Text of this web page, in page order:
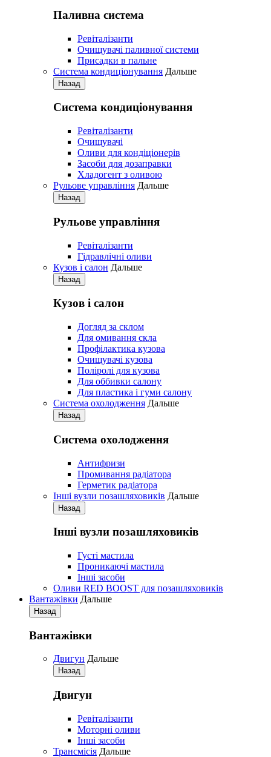
Паливна система
Ревіталізанти
Очищувачі паливної системи
Присадки в пальне
Система кондиціонування Дальше
Назад
Система кондиціонування
Pевіталізанти
Очищувачі
Оливи для кондіціонерів
Засоби для дозаправки
Хладогент з оливою
Рульове управління Дальше
Назад
Рульове управління
Ревіталізанти
Гідравлічні оливи
Кузов і салон Дальше
Назад
Кузов і салон
Догляд за склом
Для омивання скла
Профілактика кузова
Очищувачі кузова
Поліролі для кузова
Для оббивки салону
Для пластика і гуми салону
Система охолодження Дальше
Назад
Система охолодження
Антифризи
Промивання радіатора
Герметик радіатора
Iнші вузли позашляховиків Дальше
Назад
Iнші вузли позашляховиків
Густі мастила
Проникаючі мастила
Iнші засоби
Оливи RED BOOST для позашляховиків
Вантажівки Дальше
Назад
Вантажівки
Двигун Дальше
Назад
Двигун
Ревіталізанти
Моторні оливи
Iнші засоби
Трансмісія Дальше